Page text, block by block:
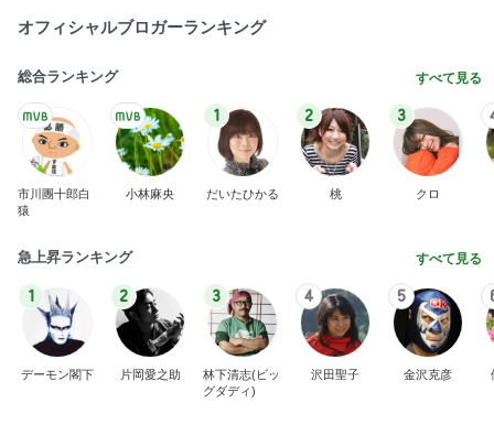
オフィシャルブロガーランキング
総合ランキング すべて見る
市川團十郎白
猿
小林麻央
1
だいたひかる
2
桃
3
クロ
急上昇ランキング すべて見る
1
デーモン閣下
2
片岡愛之助
3
林下清志(ビッ
グダディ)
4
沢田聖子
5
金沢克彦